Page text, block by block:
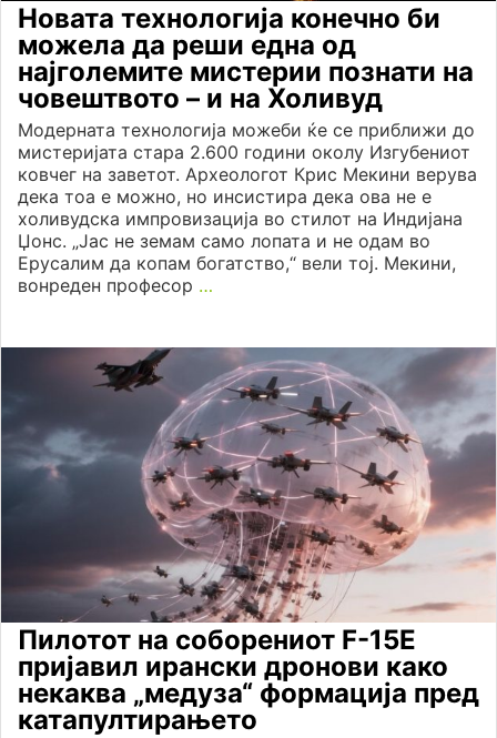
Новата технологија конечно би
можела да реши една од
најголемите мистерии познати на
човештвото – и на Холивуд
Модерната технологија можеби ќе се приближи до
мистеријата стара 2.600 години околу Изгубениот
ковчег на заветот. Археологот Крис Мекини верува
дека тоа е можно, но инсистира дека ова не е
холивудска импровизација во стилот на Индијана
Џонс. „Јас не земам само лопата и не одам во
Ерусалим да копам богатство,“ вели тој. Мекини,
вонреден професор …
Пилотот на соборениот F-15E
пријавил ирански дронови како
некаква „медуза“ формација пред
катапултирањето